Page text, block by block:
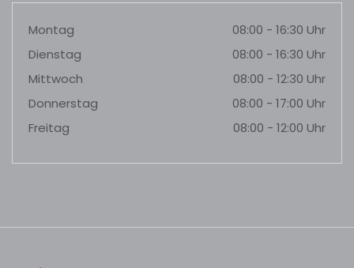
Montag
08:00 - 16:30 Uhr
Dienstag
08:00 - 16:30 Uhr
Mittwoch
08:00 - 12:30 Uhr
Donnerstag
08:00 - 17:00 Uhr
Freitag
08:00 - 12:00 Uhr